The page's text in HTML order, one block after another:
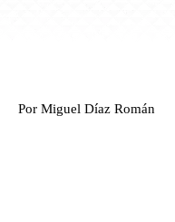
Por Miguel Díaz Román